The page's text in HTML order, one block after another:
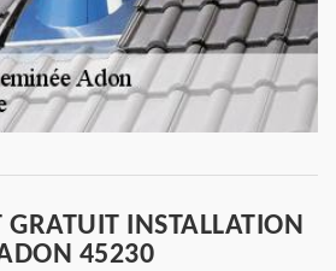
INSTALLATION
45230